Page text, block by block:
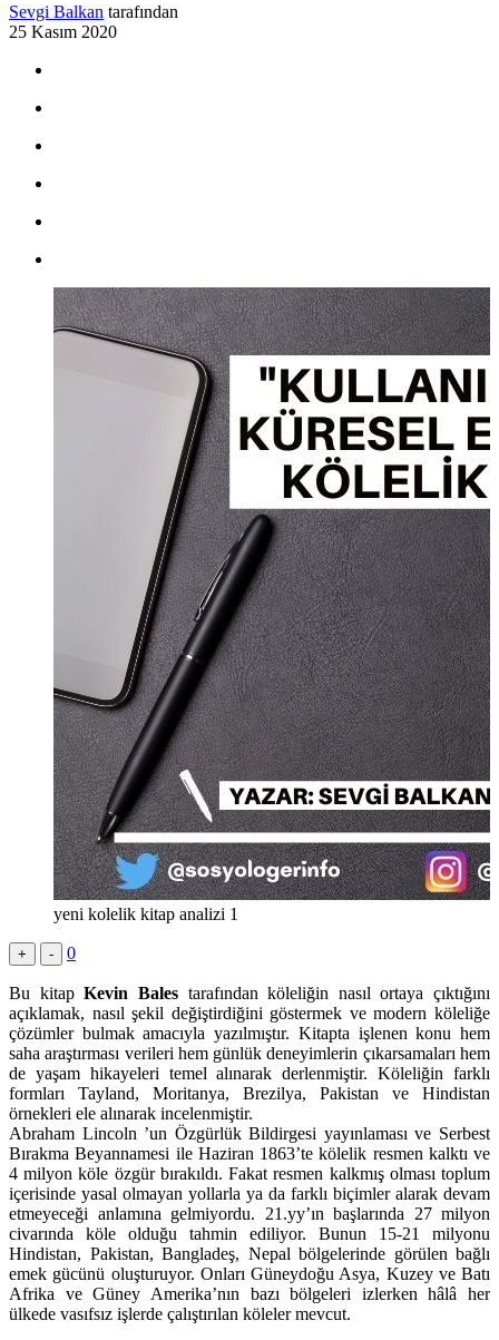
Sevgi Balkan tarafından
25 Kasım 2020
yeni kolelik kitap analizi 1
+ - 0
Bu kitapKevin Balestarafından köleliğin nasıl ortaya çıktığını
açıklamak, nasıl şekil değiştirdiğini göstermek ve modern köleliğe
çözümler bulmak amacıyla yazılmıştır. Kitapta işlenen konu hem
saha araştırması verileri hem günlük deneyimlerin çıkarsamaları hem
de yaşam hikayeleri temel alınarak derlenmiştir. Köleliğin farklı
formları Tayland, Moritanya, Brezilya, Pakistan ve Hindistan
örnekleri ele alınarak incelenmiştir.
Abraham Lincoln ’un Özgürlük Bildirgesi yayınlaması ve Serbest
Bırakma Beyannamesi ile Haziran 1863’te kölelik resmen kalktı ve
4 milyon köle özgür bırakıldı. Fakat resmen kalkmış olması toplum
içerisinde yasal olmayan yollarla ya da farklı biçimler alarak devam
etmeyeceği anlamına gelmiyordu. 21.yy’ın başlarında 27 milyon
civarında köle olduğu tahmin ediliyor. Bunun 15-21 milyonu
Hindistan, Pakistan, Bangladeş, Nepal bölgelerinde görülen bağlı
emek gücünü oluşturuyor. Onları Güneydoğu Asya, Kuzey ve Batı
Afrika ve Güney Amerika’nın bazı bölgeleri izlerken hâlâ her
ülkede vasıfsız işlerde çalıştırılan köleler mevcut.